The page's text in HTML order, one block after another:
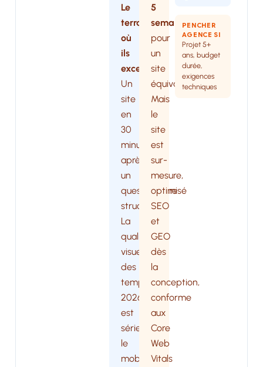
Le
terrain
où
ils
excellent.
Un
site
en
30
minutes
après
un
questionnaire
structuré.
La
qualité
visuelle
des
templates
2026
est
sérieuse,
le
mobile-
5
semaines
pour
un
site
équivalent.
Mais
le
site
est
sur-
mesure,
optimisé
SEO
et
GEO
dès
la
conception,
conforme
aux
Core
Web
Vitals
PENCHER
AGENCE SI
Projet 5+
ans, budget
durée,
exigences
techniques